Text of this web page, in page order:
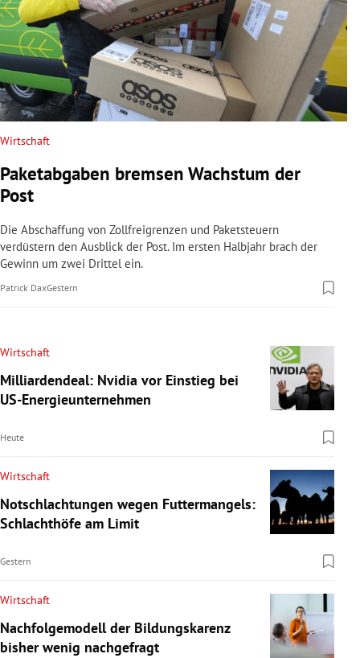
Wirtschaft
Paketabgaben bremsen Wachstum der
Post
Die Abschaffung von Zollfreigrenzen und Paketsteuern
verdüstern den Ausblick der Post. Im ersten Halbjahr brach der
Gewinn um zwei Drittel ein.
Patrick DaxGestern
Wirtschaft
Milliardendeal: Nvidia vor Einstieg bei
US-Energieunternehmen
Heute
Wirtschaft
Notschlachtungen wegen Futtermangels:
Schlachthöfe am Limit
Gestern
Wirtschaft
Nachfolgemodell der Bildungskarenz
bisher wenig nachgefragt